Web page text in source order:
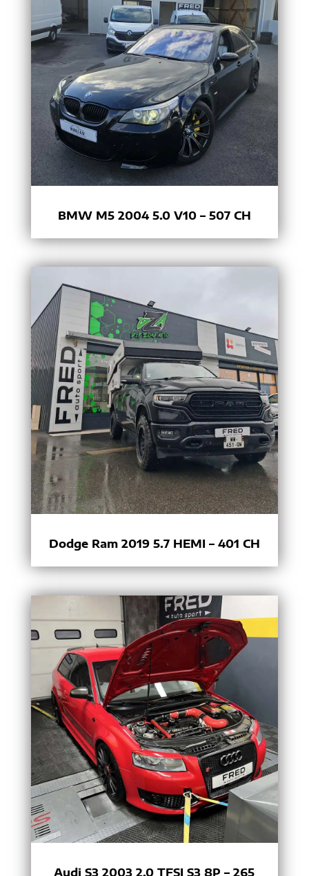
BMW M5 2004 5.0 V10 – 507 CH
Dodge Ram 2019 5.7 HEMI – 401 CH
Audi S3 2003 2.0 TFSI S3 8P – 265